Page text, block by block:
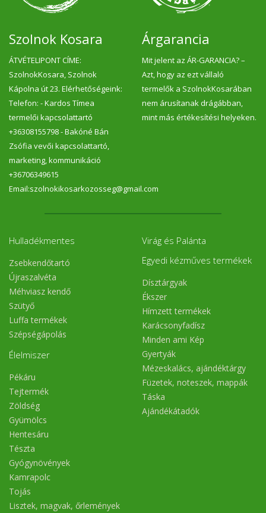
Szolnok Kosara
ÁTVÉTELIPONT CÍME:
SzolnokKosara, Szolnok
Kápolna út 23. Elérhetőségeink:
Telefon: - Kardos Tímea
termelői kapcsolattartó
+36308155798 - Bakóné Bán
Zsófia vevői kapcsolattartó,
marketing, kommunikáció
+36706349615
Email:szolnokikosarkozosseg@gmail.com
Árgarancia
Mit jelent az ÁR-GARANCIA? –
Azt, hogy az ezt vállaló
termelők a SzolnokKosarában
nem árusítanak drágábban,
mint más értékesítési helyeken.
Hulladékmentes
Zsebkendőtartó
Újraszalvéta
Méhviasz kendő
Szütyő
Luffa termékek
Szépségápolás
Élelmiszer
Pékáru
Tejtermék
Zöldség
Gyümölcs
Hentesáru
Tészta
Gyógynövények
Kamrapolc
Tojás
Lisztek, magvak, őrlemények
Virág és Palánta
Egyedi kézműves termékek
Dísztárgyak
Ékszer
Hímzett termékek
Karácsonyfadísz
Minden ami Kép
Gyertyák
Mézeskalács, ajándéktárgy
Füzetek, noteszek, mappák
Táska
Ajándékátadók